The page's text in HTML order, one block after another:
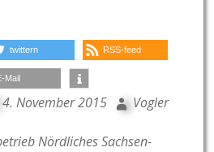
twittern RSS-feed
Mail
4. November 2015 Vogler
Nördliches Sachsen-